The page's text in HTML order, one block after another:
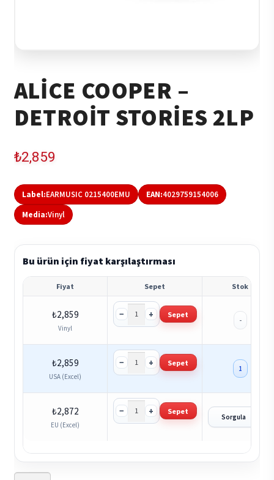
ALICE COOPER –
DETROIT STORIES 2LP
₺2,859
Label:EARMUSIC 0215400EMU EAN:4029759154006
Media:Vinyl
Bu ürün için fiyat karşılaştırması
Fiyat Sepet Stok
₺2,859
Vinyl
− + Sepet
-
₺2,859
USA (Excel)
− + Sepet
1
₺2,872
EU (Excel)
− + Sepet
Sorgula